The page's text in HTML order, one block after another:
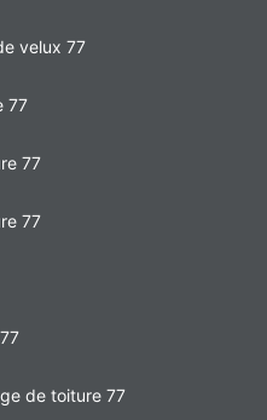
velux 77
77
77
77
de toiture 77